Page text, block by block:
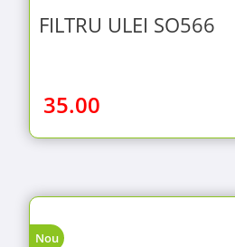
FILTRU ULEI SO566
35.00
Nou